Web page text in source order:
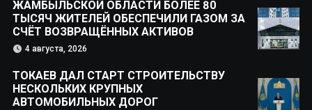
ЖАМБЫЛЬСКОЙ ОБЛАСТИ БОЛЕЕ 80
ТЫСЯЧ ЖИТЕЛЕЙ ОБЕСПЕЧИЛИ ГАЗОМ ЗА
СЧЁТ ВОЗВРАЩЁННЫХ АКТИВОВ
4 августа, 2026
ТОКАЕВ ДАЛ СТАРТ СТРОИТЕЛЬСТВУ
НЕСКОЛЬКИХ КРУПНЫХ
АВТОМОБИЛЬНЫХ ДОРОГ